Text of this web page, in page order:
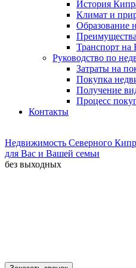
История
Климат и
Образование
Транспорт на
Руководство по
Затраты на
Покупка
Получение
Процесс
Контакты
Недвижимость Северного
для Вас и Вашей семьи
без выходных